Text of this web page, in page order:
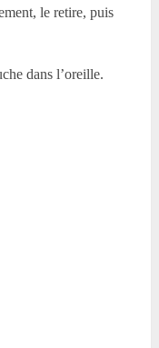
le retire, puis
dans l’oreille.